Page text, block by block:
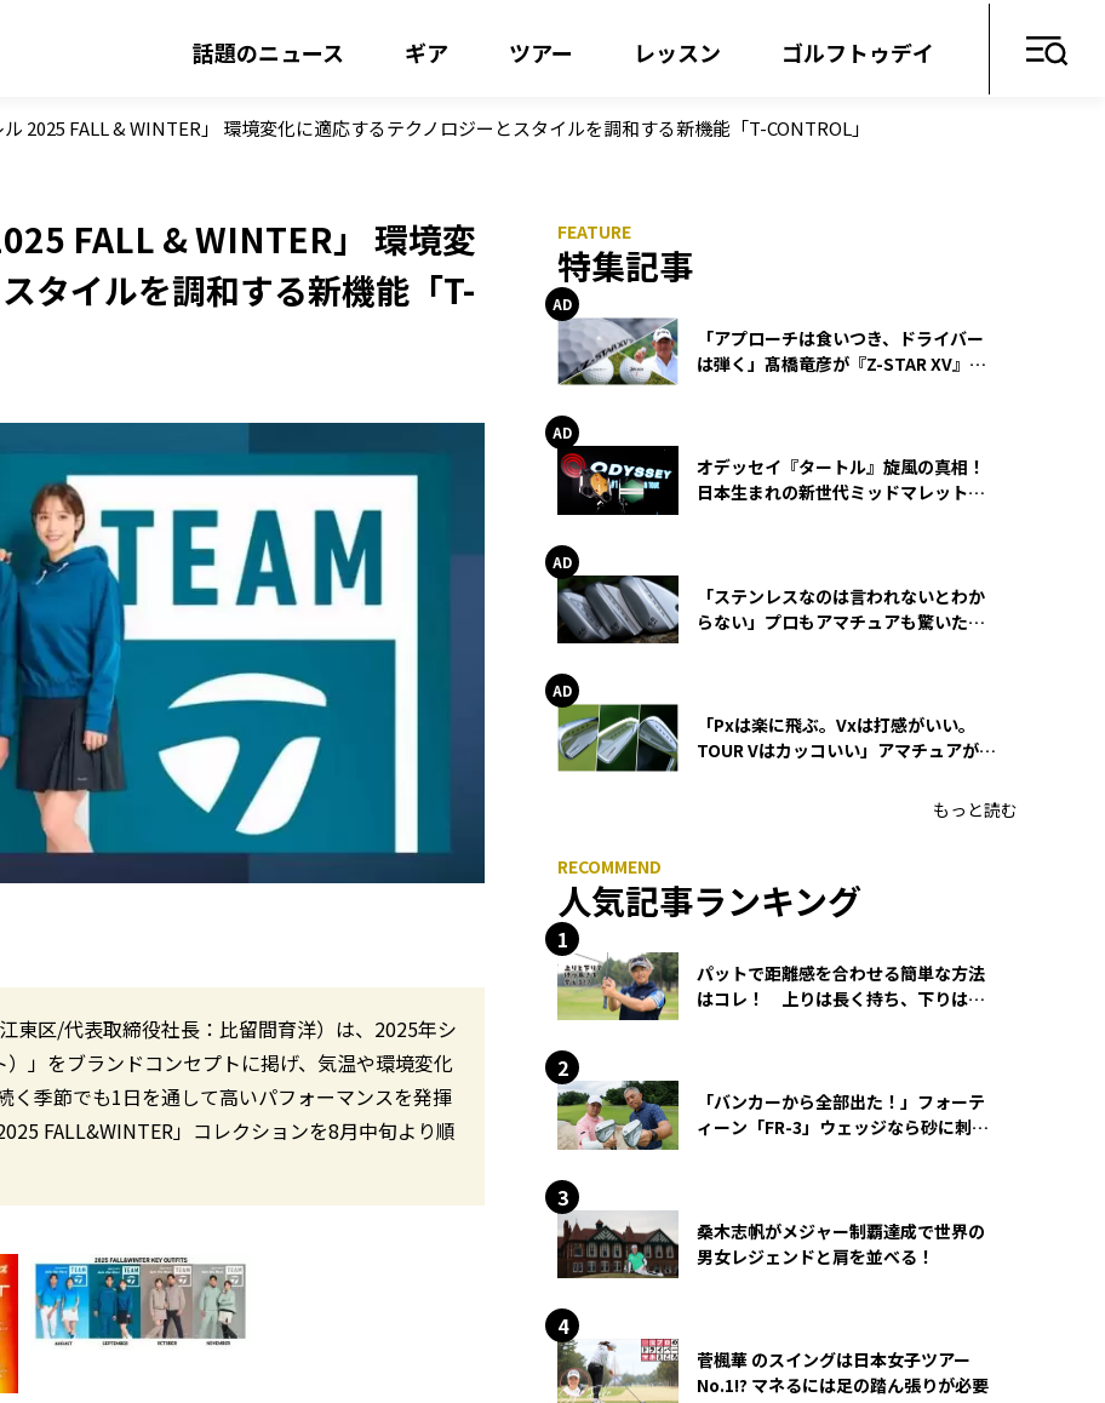
話題のニュース ギア ツアー レッスン ゴルフトゥデイ
ル 2025 FALL & WINTER」 環境変化に適応するテクノロジーとスタイルを調和する新機能「T-CONTROL」
FALL & WINTER」 環境変
タイルを調和する新機能「T-
東区/代表取締役社長：比留間育洋）は、2025年シ
」をブランドコンセプトに掲げ、気温や環境変化
季節でも1日を通して高いパフォーマンスを発揮
FALL&WINTER」コレクションを8月中旬より順
特集記事
「アプローチは食いつき、ドライバー
は弾く」髙橋竜彦が『Z-STAR XV』を
オデッセイ『タートル』旋風の真相！
日本生まれの新世代ミッドマレットが
「ステンレスなのは言われないとわか
らない」プロもアマチュアも驚いた
「Pxは楽に飛ぶ。Vxは打感がいい。
TOUR Vはカッコいい」アマチュアが選
もっと読む
人気記事ランキング
パットで距離感を合わせる簡単な方法
はコレ！ 上りは長く持ち、下りは短
「バンカーから全部出た！」フォーテ
ィーン「FR-3」ウェッジなら砂に刺さ
桑木志帆がメジャー制覇達成で世界の
男女レジェンドと肩を並べる！
菅楓華 のスイングは日本女子ツアー
No.1!? マネるには足の踏ん張りが必要